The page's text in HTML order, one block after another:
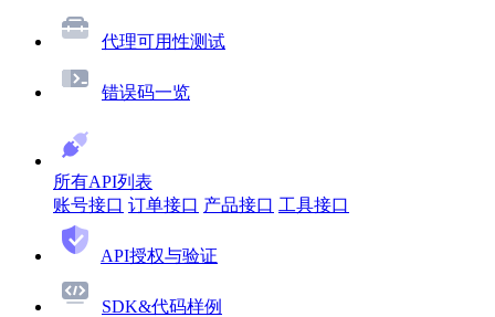
代理可用性测试
错误码一览
所有API列表
账号接口 订单接口 产品接口 工具接口
API授权与验证
SDK&代码样例